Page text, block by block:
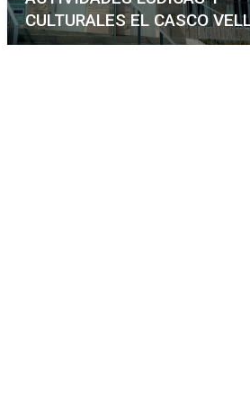
CULTURALES EL CASCO